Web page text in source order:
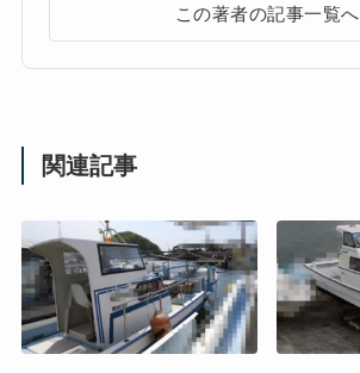
この著者の記事一覧へ
関連記事